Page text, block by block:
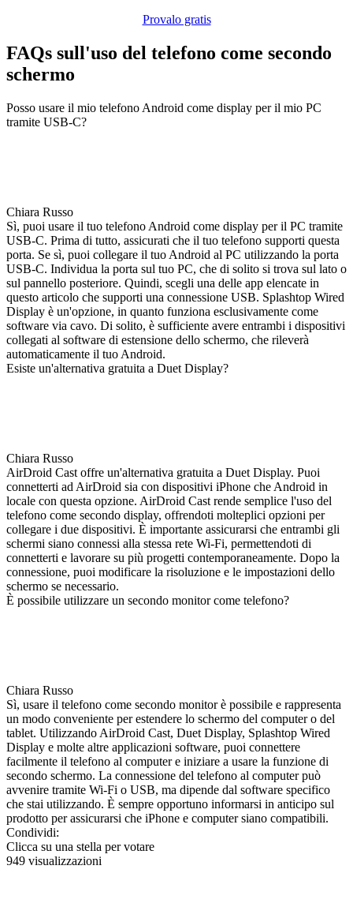
Provalo gratis
FAQs sull'uso del telefono come secondo
schermo
Posso usare il mio telefono Android come display per il mio PC
tramite USB-C?
Chiara Russo
Sì, puoi usare il tuo telefono Android come display per il PC tramite
USB-C. Prima di tutto, assicurati che il tuo telefono supporti questa
porta. Se sì, puoi collegare il tuo Android al PC utilizzando la porta
USB-C. Individua la porta sul tuo PC, che di solito si trova sul lato o
sul pannello posteriore. Quindi, scegli una delle app elencate in
questo articolo che supporti una connessione USB. Splashtop Wired
Display è un'opzione, in quanto funziona esclusivamente come
software via cavo. Di solito, è sufficiente avere entrambi i dispositivi
collegati al software di estensione dello schermo, che rileverà
automaticamente il tuo Android.
Esiste un'alternativa gratuita a Duet Display?
Chiara Russo
AirDroid Cast offre un'alternativa gratuita a Duet Display. Puoi
connetterti ad AirDroid sia con dispositivi iPhone che Android in
locale con questa opzione. AirDroid Cast rende semplice l'uso del
telefono come secondo display, offrendoti molteplici opzioni per
collegare i due dispositivi. È importante assicurarsi che entrambi gli
schermi siano connessi alla stessa rete Wi-Fi, permettendoti di
connetterti e lavorare su più progetti contemporaneamente. Dopo la
connessione, puoi modificare la risoluzione e le impostazioni dello
schermo se necessario.
È possibile utilizzare un secondo monitor come telefono?
Chiara Russo
Sì, usare il telefono come secondo monitor è possibile e rappresenta
un modo conveniente per estendere lo schermo del computer o del
tablet. Utilizzando AirDroid Cast, Duet Display, Splashtop Wired
Display e molte altre applicazioni software, puoi connettere
facilmente il telefono al computer e iniziare a usare la funzione di
secondo schermo. La connessione del telefono al computer può
avvenire tramite Wi-Fi o USB, ma dipende dal software specifico
che stai utilizzando. È sempre opportuno informarsi in anticipo sul
prodotto per assicurarsi che iPhone e computer siano compatibili.
Condividi:
Clicca su una stella per votare
949 visualizzazioni